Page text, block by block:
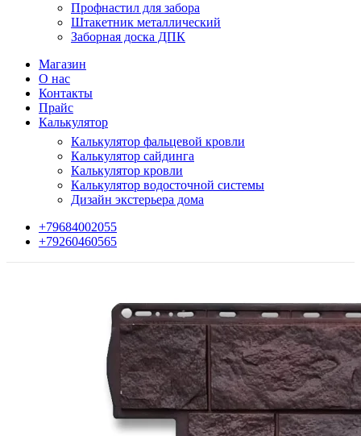
Профнастил для забора
Штакетник металлический
Заборная доска ДПК
Магазин
О нас
Контакты
Прайс
Калькулятор
Калькулятор фальцевой кровли
Калькулятор сайдинга
Калькулятор кровли
Калькулятор водосточной системы
Дизайн экстерьера дома
+79684002055
+79260460565